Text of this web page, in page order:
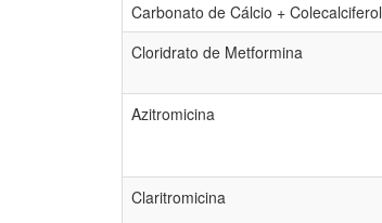
Carbonato de Cálcio + Colecalciferol
Cloridrato de Metformina
Azitromicina
Claritromicina